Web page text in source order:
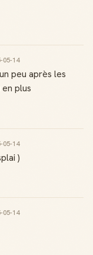
05-14
peu après les
plus
05-14
)
05-14